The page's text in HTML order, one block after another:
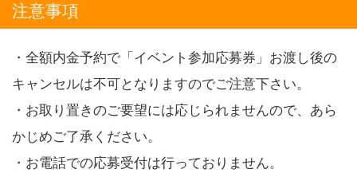
注意事項
・全額内金予約で「イベント参加応募券」お渡し後の
キャンセルは不可となりますのでご注意下さい。
・お取り置きのご要望には応じられませんので、あら
かじめご了承ください。
・お電話での応募受付は行っておりません。